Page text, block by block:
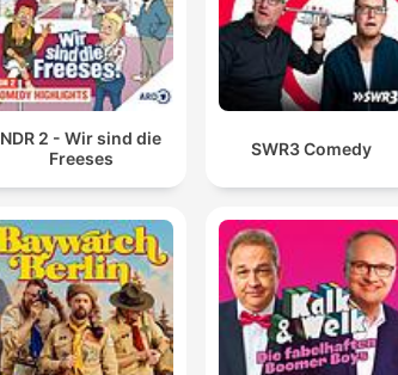
NDR 2 - Wir sind die
Freeses
SWR3 Comedy